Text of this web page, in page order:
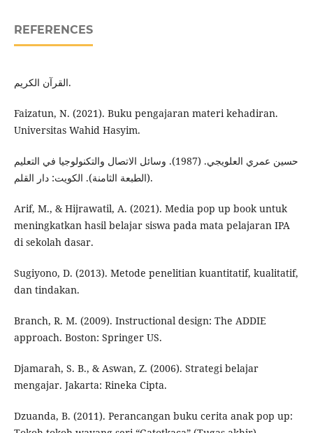
REFERENCES
القرآن الكريم.
Faizatun, N. (2021). Buku pengajaran materi kehadiran.
Universitas Wahid Hasyim.
حسين عمري العلويجي. (1987). وسائل الاتصال والتكنولوجيا في التعليم
(الطبعة الثامنة). الكويت: دار القلم.
Arif, M., & Hijrawatil, A. (2021). Media pop up book untuk
meningkatkan hasil belajar siswa pada mata pelajaran IPA
di sekolah dasar.
Sugiyono, D. (2013). Metode penelitian kuantitatif, kualitatif,
dan tindakan.
Branch, R. M. (2009). Instructional design: The ADDIE
approach. Boston: Springer US.
Djamarah, S. B., & Aswan, Z. (2006). Strategi belajar
mengajar. Jakarta: Rineka Cipta.
Dzuanda, B. (2011). Perancangan buku cerita anak pop up: